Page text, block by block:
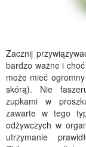
Zacznij
bardzo ważne i
może mieć
skórą). Nie
zupkami w
zawarte w tego
odżywczych w
utrzymanie